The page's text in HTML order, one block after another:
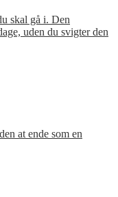
skal gå i. Den
uden du svigter den
at ende som en